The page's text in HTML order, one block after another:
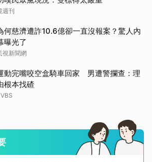
週刊
何慈濟遭詐10.6億卻一直沒報案？驚人內
曝光了
視新聞網
動完嘴咬空盒騎車回家 男遭警攔查：理
根本找碴